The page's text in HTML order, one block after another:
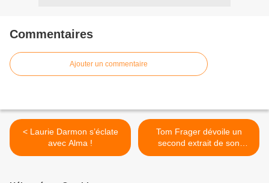
Commentaires
Ajouter un commentaire
< Laurie Darmon s’éclate
avec Alma !
Tom Frager dévoile un
second extrait de son
nouvel album ! >